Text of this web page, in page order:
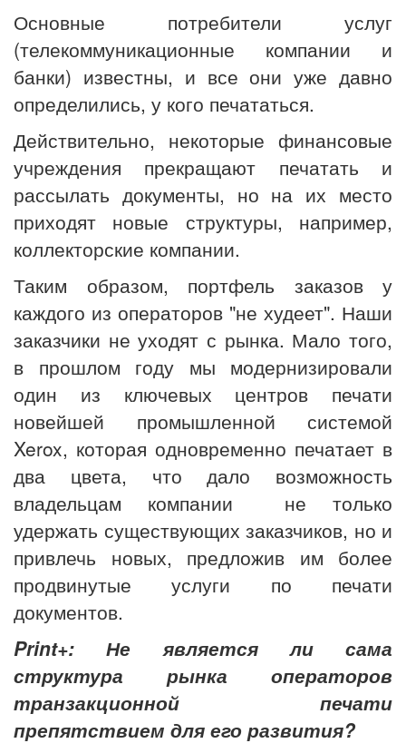
Основные потребители услуг
(телекоммуникационные компании и
банки) известны, и все они уже давно
определились, у кого печататься.
Действительно, некоторые финансовые
учреждения прекращают печатать и
рассылать документы, но на их место
приходят новые структуры, например,
коллекторские компании.
Таким образом, портфель заказов у
каждого из операторов "не худеет". Наши
заказчики не уходят с рынка. Мало того,
в прошлом году мы модернизировали
один из ключевых центров печати
новейшей промышленной системой
Xerox, которая одновременно печатает в
два цвета, что дало возможность
владельцам компании не только
удержать существующих заказчиков, но и
привлечь новых, предложив им более
продвинутые услуги по печати
документов.
Print+: Не является ли сама
структура рынка операторов
транзакционной печати
препятствием для его развития?